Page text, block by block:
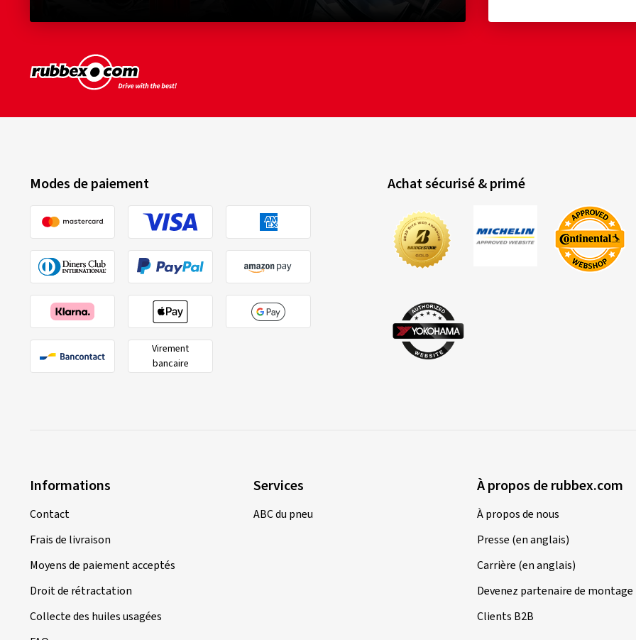
Modes de paiement
Virement
bancaire
Achat sécurisé & primé
Informations
Contact
Frais de livraison
Moyens de paiement acceptés
Droit de rétractation
Collecte des huiles usagées
Services
ABC du pneu
À propos de rubbex.com
À propos de nous
Presse (en anglais)
Carrière (en anglais)
Devenez partenaire de montage
Clients B2B